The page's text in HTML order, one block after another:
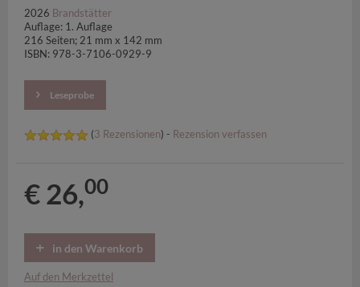
2026 Brandstätter
Auflage: 1. Auflage
216 Seiten; 21 mm x 142 mm
ISBN: 978-3-7106-0929-9
Leseprobe
(3 Rezensionen) - Rezension verfassen
€ 26,00
in den Warenkorb
Auf den Merkzettel